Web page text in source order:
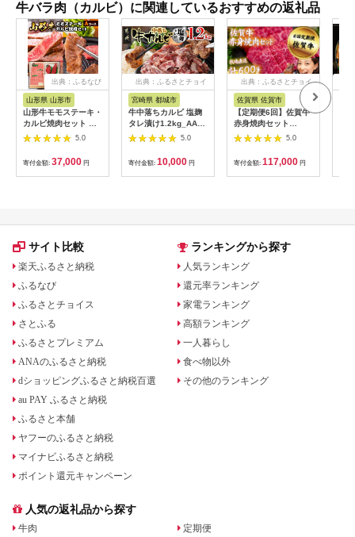
牛バラ肉（カルビ）に関連しているおすすめの返礼品
出典：ふるなび
山形県 山形市
山形牛モモステーキ・
カルビ焼肉セット Ａ
コース FY18-341
5.0
寄付金額: 37,000 円
出典：ふるさとチョイ
宮崎県 都城市
牛中落ちカルビ 塩麹
タレ漬け1.2kg_AAJ-
33-020-1200g_(都城
ルビ 300g×4パック
真空 小分け 1200g
5.0
寄付金額: 10,000 円
出典：ふるさとチョイ
佐賀県 佐賀市
【定期便6回】佐賀牛
赤身焼肉セット
600g：C117-018
5.0
寄付金額: 117,000 円
サイト比較
楽天ふるさと納税
ふるなび
ふるさとチョイス
さとふる
ふるさとプレミアム
ANAのふるさと納税
dショッピングふるさと納税百選
au PAY ふるさと納税
ふるさと本舗
ヤフーのふるさと納税
マイナビふるさと納税
ポイント還元キャンペーン
ランキングから探す
人気ランキング
還元率ランキング
家電ランキング
高額ランキング
一人暮らし
食べ物以外
その他のランキング
人気の返礼品から探す
牛肉
定期便